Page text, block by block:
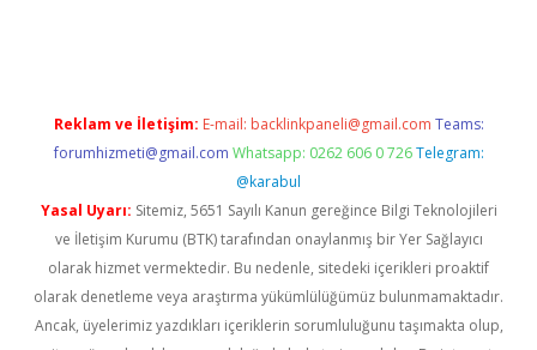
Reklam ve İletişim: E-mail: backlinkpaneli@gmail.com Teams:
forumhizmeti@gmail.com Whatsapp: 0262 606 0 726 Telegram:
@karabul
Yasal Uyarı: Sitemiz, 5651 Sayılı Kanun gereğince Bilgi Teknolojileri
ve İletişim Kurumu (BTK) tarafından onaylanmış bir Yer Sağlayıcı
olarak hizmet vermektedir. Bu nedenle, sitedeki içerikleri proaktif
olarak denetleme veya araştırma yükümlülüğümüz bulunmamaktadır.
Ancak, üyelerimiz yazdıkları içeriklerin sorumluluğunu taşımakta olup,